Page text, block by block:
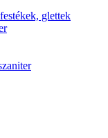
glettek